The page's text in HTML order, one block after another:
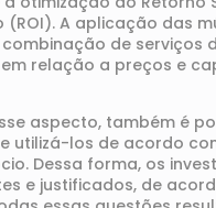
(ROI). A aplicação das
de serviços
relação a preços e
aspecto, também é
utilizá-los de acordo
Dessa forma, os
e justificados, de